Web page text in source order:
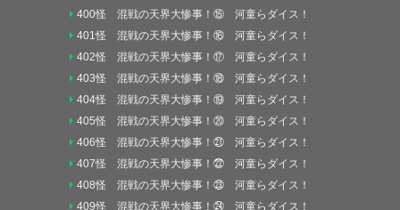
400怪 混戦の天界大惨事！⑮ 河童らダイス！
401怪 混戦の天界大惨事！⑯ 河童らダイス！
402怪 混戦の天界大惨事！⑰ 河童らダイス！
403怪 混戦の天界大惨事！⑱ 河童らダイス！
404怪 混戦の天界大惨事！⑲ 河童らダイス！
405怪 混戦の天界大惨事！⑳ 河童らダイス！
406怪 混戦の天界大惨事！㉑ 河童らダイス！
407怪 混戦の天界大惨事！㉒ 河童らダイス！
408怪 混戦の天界大惨事！㉓ 河童らダイス！
409怪 混戦の天界大惨事！㉔ 河童らダイス！